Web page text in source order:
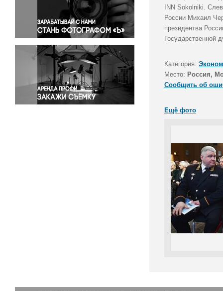
Правосудие
Происшествия и конфликты
Религия
Светская жизнь
Спорт
Экология
Экономика и бизнес
INN Sokolniki.
России Михаил
президентва
Государственной
Категория:
Место: Россия,
Сообщить об
Ещё фото